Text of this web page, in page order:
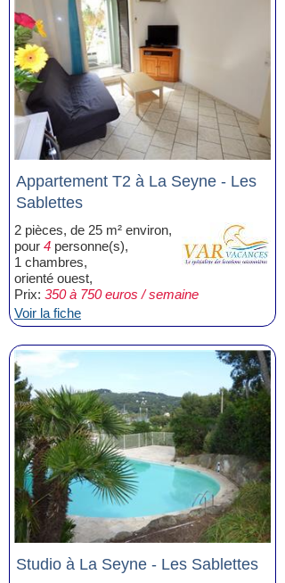
Appartement T2 à La Seyne - Les
Sablettes
2 pièces, de 25 m² environ,
pour 4 personne(s),
1 chambres,
orienté ouest,
Prix: 350 à 750 euros / semaine
Voir la fiche
Studio à La Seyne - Les Sablettes